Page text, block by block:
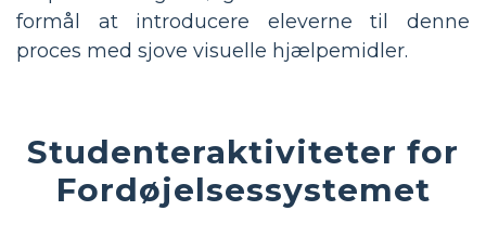
formål at introducere eleverne til denne
proces med sjove visuelle hjælpemidler.
Studenteraktiviteter for
Fordøjelsessystemet